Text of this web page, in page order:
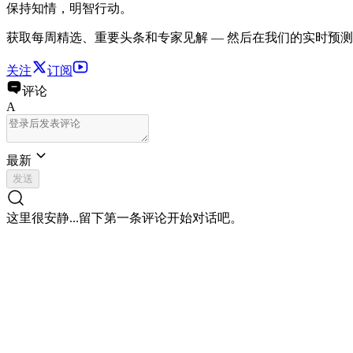
保持知情，明智行动。
获取每周精选、重要头条和专家见解 — 然后在我们的实时预测
关注
订阅
评论
A
最新
发送
这里很安静...留下第一条评论开始对话吧。